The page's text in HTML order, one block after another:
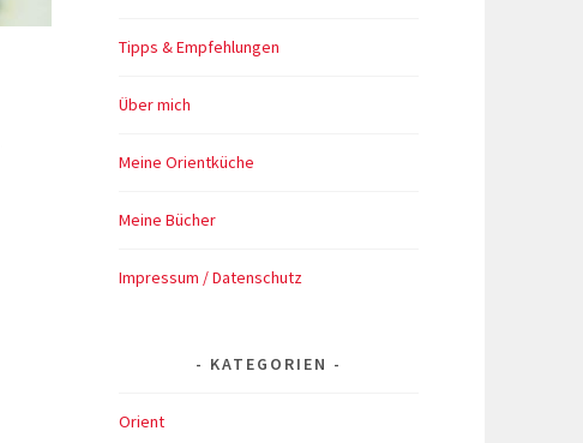
Tipps & Empfehlungen
Über mich
Meine Orientküche
Meine Bücher
Impressum / Datenschutz
KATEGORIEN
Orient